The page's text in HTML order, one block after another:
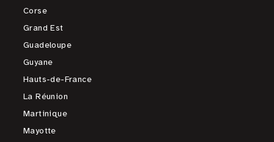
Corse
Grand Est
Guadeloupe
Guyane
Hauts-de-France
La Réunion
Martinique
Mayotte